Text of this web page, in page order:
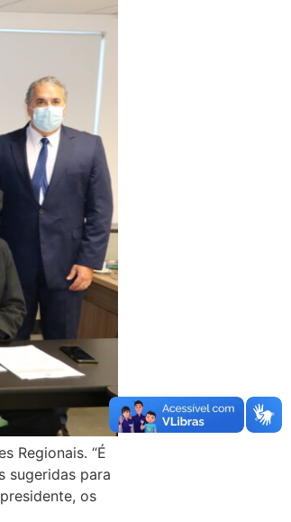
Regionais. “É
sugeridas para
os